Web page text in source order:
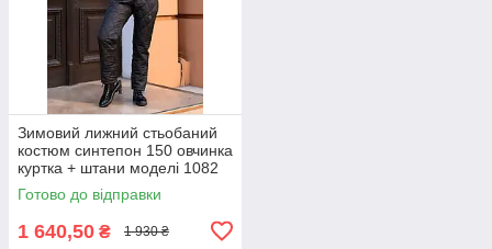
Зимовий лижний стьобаний
костюм синтепон 150 овчинка
куртка + штани моделі 1082
(42-56) 46, Червоний
Готово до відправки
1 640,50 ₴ 1 930 ₴